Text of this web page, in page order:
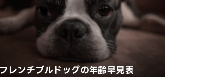
フレンチブルドッグの年齢早見表